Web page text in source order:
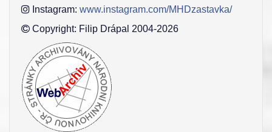
Instagram: www.instagram.com/MHDzastavka/
Copyright: Filip Drápal 2004-2026